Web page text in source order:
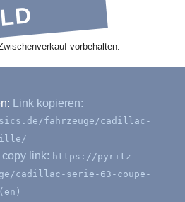
vorbehalten.
Link kopieren:
fahrzeuge/cadillac-
copy link: https://pyritz-
cadillac-serie-63-coupe-